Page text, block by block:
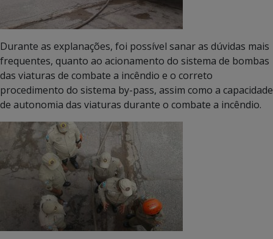
Durante as explanações, foi possível sanar as dúvidas mais
frequentes, quanto ao acionamento do sistema de bombas
das viaturas de combate a incêndio e o correto
procedimento do sistema by-pass, assim como a capacidade
de autonomia das viaturas durante o combate a incêndio.